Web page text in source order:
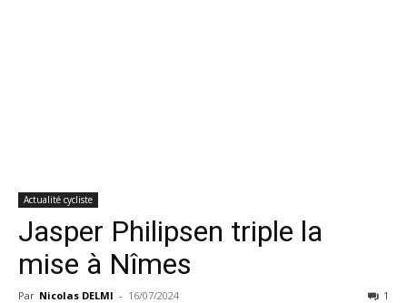
Actualité cycliste
Jasper Philipsen triple la
mise à Nîmes
Par Nicolas DELMI - 16/07/2024 1